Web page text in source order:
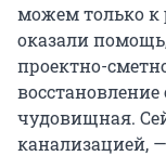
можем только к
оказали
проектно-
чудовищная.
канализацией,